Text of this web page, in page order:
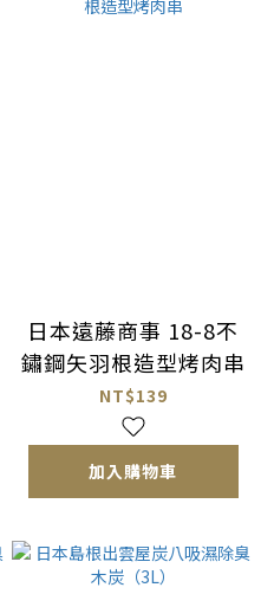
日本遠藤商事 18-8不
鏽鋼矢羽根造型烤肉串
NT$139
加入購物車